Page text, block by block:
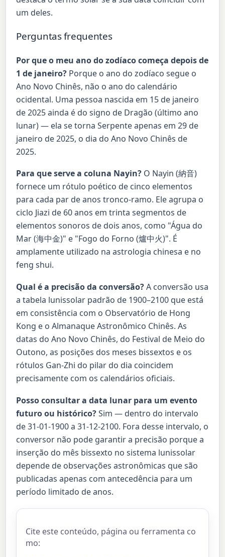
um deles.
Perguntas frequentes
Por que o meu ano do zodíaco começa depois de
1 de janeiro? Porque o ano do zodíaco segue o
Ano Novo Chinês, não o ano do calendário
ocidental. Uma pessoa nascida em 15 de janeiro
de 2025 ainda é do signo de Dragão (último ano
lunar) — ela se torna Serpente apenas em 29 de
janeiro de 2025, o dia do Ano Novo Chinês de
2025.
Para que serve a coluna Nayin? O Nayin (納音)
fornece um rótulo poético de cinco elementos
para cada par de anos tronco-ramo. Ele agrupa o
ciclo Jiazi de 60 anos em trinta segmentos de
elementos sonoros de dois anos, como "Água do
Mar (海中金)" e "Fogo do Forno (爐中火)". É
amplamente utilizado na astrologia chinesa e no
feng shui.
Qual é a precisão da conversão?A conversão usa
a tabela lunissolar padrão de 1900–2100 que está
em consistência com o Observatório de Hong
Kong e o Almanaque Astronômico Chinês. As
datas do Ano Novo Chinês, do Festival de Meio do
Outono, as posições dos meses bissextos e os
rótulos Gan-Zhi do pilar do dia coincidem
precisamente com os calendários oficiais.
Posso consultar a data lunar para um evento
futuro ou histórico?Sim — dentro do intervalo
de 31-01-1900 a 31-12-2100. Fora desse intervalo, o
conversor não pode garantir a precisão porque a
inserção do mês bissexto no sistema lunissolar
depende de observações astronômicas que são
publicadas apenas com antecedência para um
período limitado de anos.
Cite este conteúdo, página ou ferramenta co
mo: